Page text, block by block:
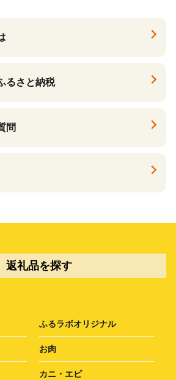
るさと納税
問
返礼品を探す
ふるラボオリジナル
お肉
カニ・エビ